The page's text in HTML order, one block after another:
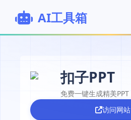
AI工具箱
扣子PPT
免费一键生成精美PPT
访问网站